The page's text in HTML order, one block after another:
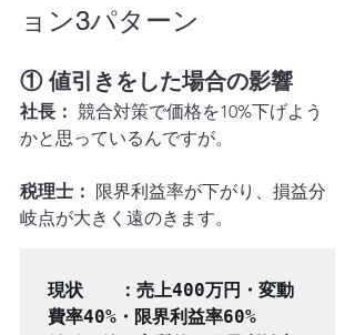
ョン3パターン
① 値引きをした場合の影響
社長： 競合対策で価格を10%下げよう
かと思っているんですが。
税理士： 限界利益率が下がり、損益分
岐点が大きく遠のきます。
現状　　：売上400万円・変動
費率40%・限界利益率60%